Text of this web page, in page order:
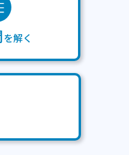
を解く